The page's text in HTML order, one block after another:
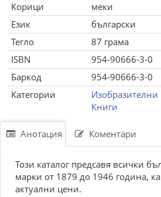
Корици
меки
Език
български
Тегло
87 грама
ISBN
954-90666-3-0
Баркод
954-90666-3-0
Категории
Изобразителни
Книги
Анотация Коментари
Този каталог предсавя всички
марки от 1879 до 1946 година,
актуални цени.